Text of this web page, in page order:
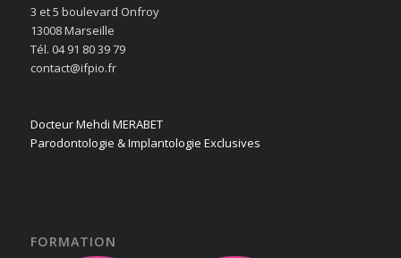
3 et 5 boulevard Onfroy
13008 Marseille
Tél. 04 91 80 39 79
contact@ifpio.fr
Docteur Mehdi MERABET
Parodontologie & Implantologie Exclusives
FORMATION